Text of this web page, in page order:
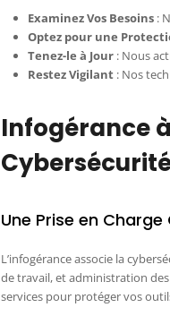
Examinez Vos Besoins :
Optez pour une
Tenez-le à Jour : Nous
Restez Vigilant : Nos
Infogérance
Une Prise en
L’infogérance associe la
de travail, et administration
services pour protéger vos